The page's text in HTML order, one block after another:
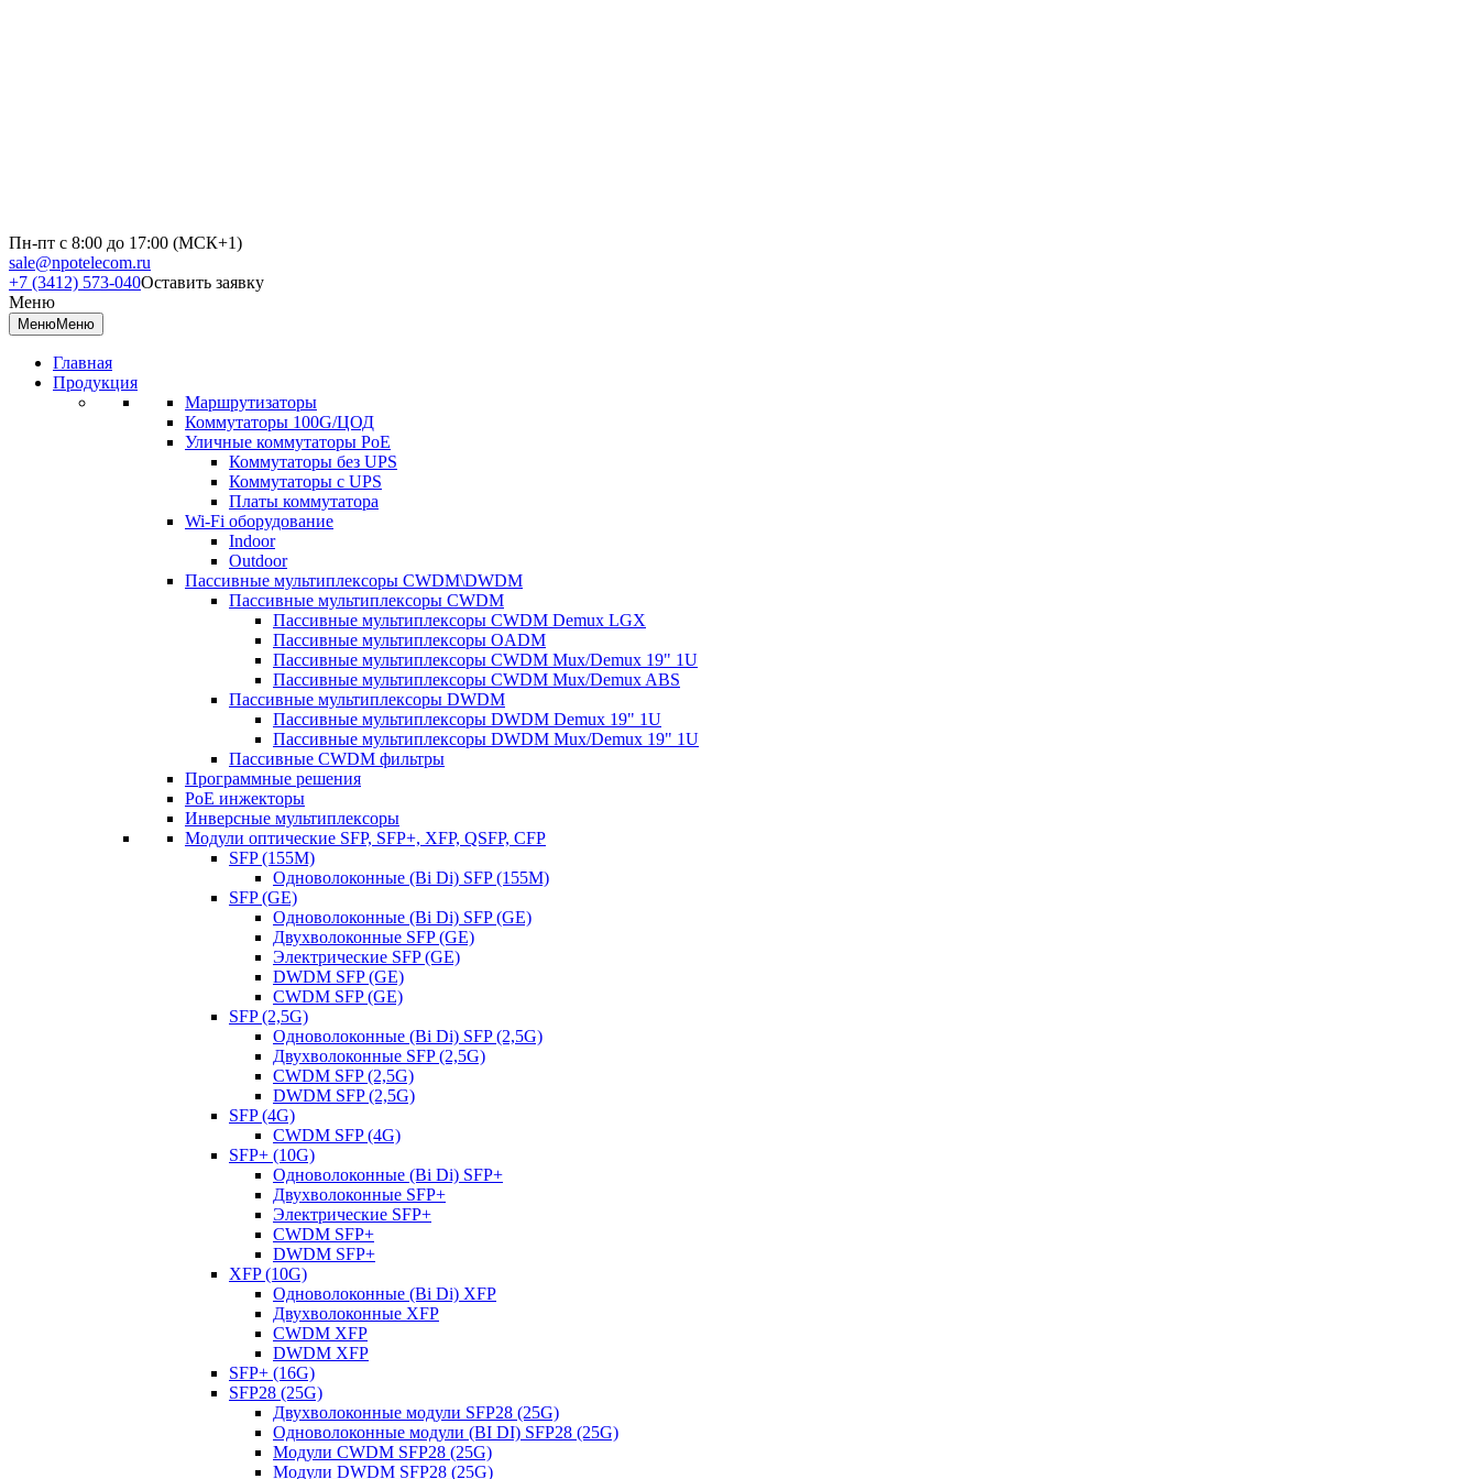
Пн-пт с 8:00 до 17:00 (МСК+1)
sale@npotelecom.ru
+7 (3412) 573-040Оставить заявку
Меню
МенюМеню
Главная
Продукция
Маршрутизаторы
Коммутаторы 100G/ЦОД
Уличные коммутаторы PoE
Коммутаторы без UPS
Коммутаторы с UPS
Платы коммутатора
Wi-Fi оборудование
Indoor
Outdoor
Пассивные мультиплексоры CWDM\DWDM
Пассивные мультиплексоры CWDM
Пассивные мультиплексоры CWDM Demux LGX
Пассивные мультиплексоры OADM
Пассивные мультиплексоры CWDM Mux/Demux 19" 1U
Пассивные мультиплексоры CWDM Mux/Demux ABS
Пассивные мультиплексоры DWDM
Пассивные мультиплексоры DWDM Demux 19" 1U
Пассивные мультиплексоры DWDM Mux/Demux 19" 1U
Пассивные CWDM фильтры
Программные решения
PoE инжекторы
Инверсные мультиплексоры
Модули оптические SFP, SFP+, XFP, QSFP, CFP
SFP (155M)
Одноволоконные (Bi Di) SFP (155M)
SFP (GE)
Одноволоконные (Bi Di) SFP (GE)
Двухволоконные SFP (GE)
Электрические SFP (GE)
DWDM SFP (GE)
CWDM SFP (GE)
SFP (2,5G)
Одноволоконные (Bi Di) SFP (2,5G)
Двухволоконные SFP (2,5G)
CWDM SFP (2,5G)
DWDM SFP (2,5G)
SFP (4G)
CWDM SFP (4G)
SFP+ (10G)
Одноволоконные (Bi Di) SFP+
Двухволоконные SFP+
Электрические SFP+
CWDM SFP+
DWDM SFP+
XFP (10G)
Одноволоконные (Bi Di) XFP
Двухволоконные XFP
CWDM XFP
DWDM XFP
SFP+ (16G)
SFP28 (25G)
Двухволоконные модули SFP28 (25G)
Одноволоконные модули (BI DI) SFP28 (25G)
Модули CWDM SFP28 (25G)
Модули DWDM SFP28 (25G)